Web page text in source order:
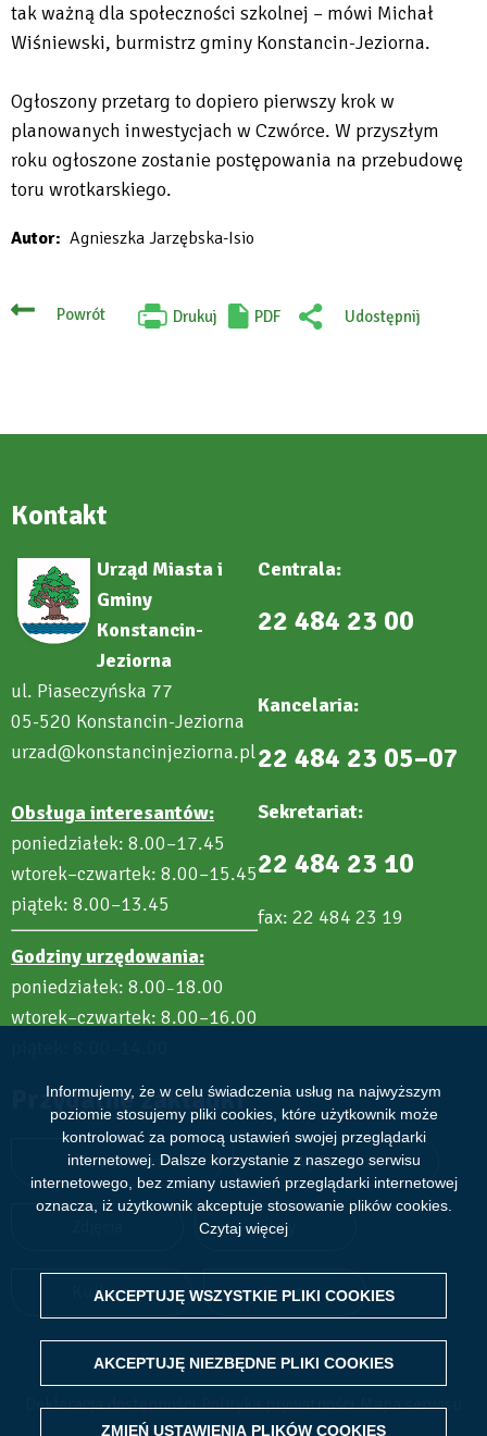
Informujemy, że w celu świadczenia usług na najwyższym
poziomie stosujemy pliki cookies, które użytkownik może
kontrolować za pomocą ustawień swojej przeglądarki
internetowej. Dalsze korzystanie z naszego serwisu
internetowego, bez zmiany ustawień przeglądarki internetowej
oznacza, iż użytkownik akceptuje stosowanie plików cookies.
Czytaj więcej
AKCEPTUJĘ WSZYSTKIE PLIKI COOKIES
AKCEPTUJĘ NIEZBĘDNE PLIKI COOKIES
WITHDRAW CONSENT
ZMIEŃ USTAWIENIA PLIKÓW COOKIES
tak ważną dla społeczności szkolnej – mówi Michał
Wiśniewski, burmistrz gminy Konstancin-Jeziorna.
Ogłoszony przetarg to dopiero pierwszy krok w
planowanych inwestycjach w Czwórce. W przyszłym
roku ogłoszone zostanie postępowania na przebudowę
toru wrotkarskiego.
Autor Agnieszka Jarzębska-Isio
Powrót Drukuj
Will
PDF
Udostępnij
Kontakt
Urząd Miasta i
Gminy
Konstancin-
Jeziorna
ul. Piaseczyńska 77
05-520 Konstancin-Jeziorna
urzad@konstancinjeziorna.pl
Obsługa interesantów:
poniedziałek: 8.00–17.45
wtorek–czwartek: 8.00–15.45
piątek: 8.00–13.45
Godziny urzędowania:
poniedziałek: 8.00–18.00
wtorek–czwartek: 8.00–16.00
Centrala:
22 484 23 00
Kancelaria:
22 484 23 05–07
Sekretariat:
22 484 23 10
fax: 22 484 23 19
Przydatne zakładki
Aktualności Wydarzenia
Filmy
Kultura Sport
Deklaracja dostępności Polityka prywatności Mapa serwisu